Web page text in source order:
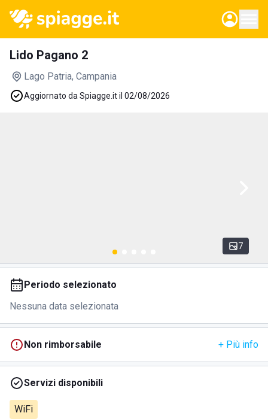
Lido Pagano 2
Lago Patria, Campania
Aggiornato da Spiagge.it il 02/08/2026
7
Periodo selezionato
Nessuna data selezionata
Non rimborsabile + Più info
Servizi disponibili
WiFi